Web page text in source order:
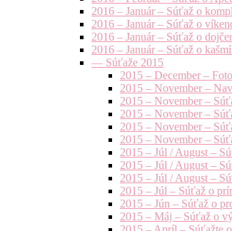
2016 – Január – Súťaž o
2016 – Január – Súťaž o
2016 – Január – Súťaž o
2016 – Január – Súťaž o
— Súťaže 2015
2015 – December –
2015 – November –
2015 – November –
2015 – November –
2015 – November –
2015 – November –
2015 – Júl / August –
2015 – Júl / August –
2015 – Júl / August –
2015 – Júl – Súťaž o
2015 – Jún – Súťaž o
2015 – Máj – Súťaž o